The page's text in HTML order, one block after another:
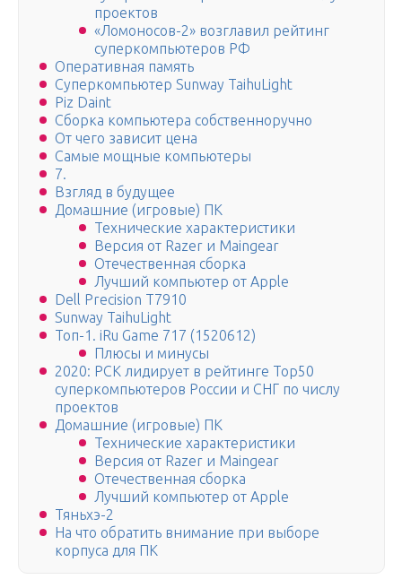
проектов
«Ломоносов-2» возглавил рейтинг
суперкомпьютеров РФ
Оперативная память
Суперкомпьютер Sunway TaihuLight
Piz Daint
Сборка компьютера собственноручно
От чего зависит цена
Самые мощные компьютеры
7.
Взгляд в будущее
Домашние (игровые) ПК
Технические характеристики
Версия от Razer и Maingear
Отечественная сборка
Лучший компьютер от Apple
Dell Precision T7910
Sunway TaihuLight
Топ-1. iRu Game 717 (1520612)
Плюсы и минусы
2020: РСК лидирует в рейтинге Top50
суперкомпьютеров России и СНГ по числу
проектов
Домашние (игровые) ПК
Технические характеристики
Версия от Razer и Maingear
Отечественная сборка
Лучший компьютер от Apple
Тяньхэ-2
На что обратить внимание при выборе
корпуса для ПК